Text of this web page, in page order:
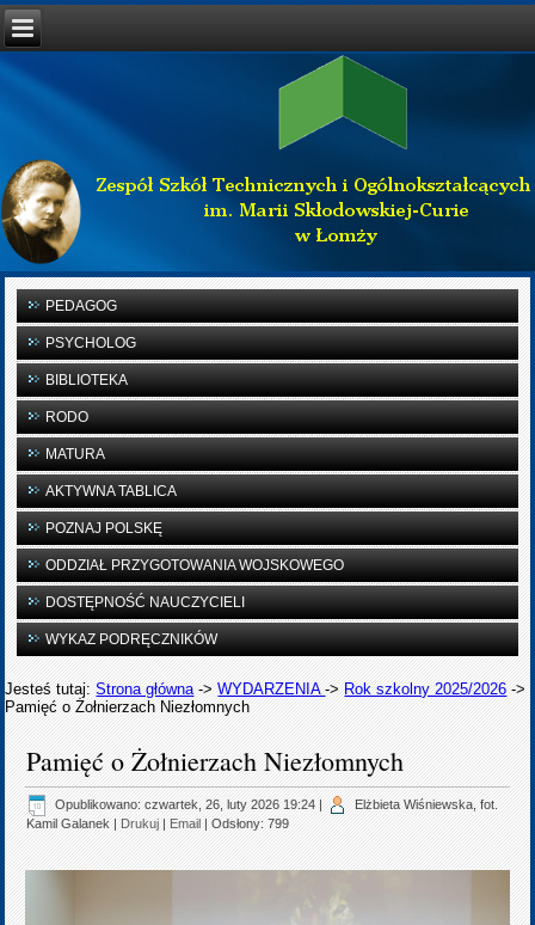
PEDAGOG
PSYCHOLOG
BIBLIOTEKA
RODO
MATURA
AKTYWNA TABLICA
POZNAJ POLSKĘ
ODDZIAŁ PRZYGOTOWANIA WOJSKOWEGO
DOSTĘPNOŚĆ NAUCZYCIELI
WYKAZ PODRĘCZNIKÓW
Jesteś tutaj:Strona główna ->WYDARZENIA-> Rok szkolny 2025/2026 ->
Pamięć o Żołnierzach Niezłomnych
Pamięć o Żołnierzach Niezłomnych
Opublikowano: czwartek, 26, luty 2026 19:24 |
Elżbieta Wiśniewska, fot.
Kamil Galanek |Drukuj |Email | Odsłony: 799